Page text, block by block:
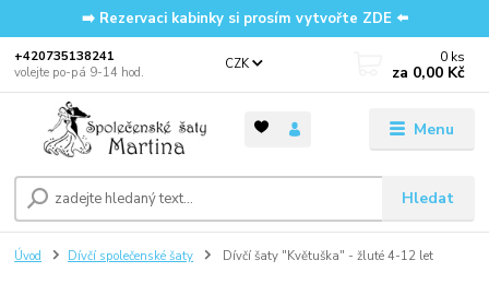
➡️ Rezervaci kabinky si prosím vytvořte ZDE ⬅️
Menu
CZK
Hledat
‭+420735138241
volejte po-pá 9-14 hod.
0 ks
za 0,00 Kč
Úvod Dívčí společenské šaty Dívčí šaty "Květuška" - žluté 4-12 let